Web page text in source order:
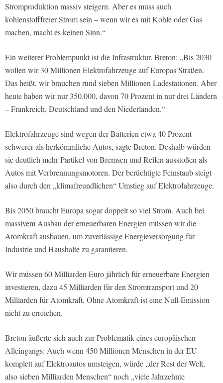
Stromproduktion massiv steigern. Aber es muss auch
kohlenstofffreier Strom sein – wenn wir es mit Kohle oder Gas
machen, macht es keinen Sinn.“
Ein weiterer Problempunkt ist die Infrastruktur. Breton: „Bis 2030
wollen wir 30 Millionen Elektrofahrzeuge auf Europas Straßen.
Das heißt, wir brauchen rund sieben Millionen Ladestationen. Aber
heute haben wir nur 350.000, davon 70 Prozent in nur drei Ländern
– Frankreich, Deutschland und den Niederlanden.“
Elektrofahrzeuge sind wegen der Batterien etwa 40 Prozent
schwerer als herkömmliche Autos, sagte Breton. Deshalb würden
sie deutlich mehr Partikel von Bremsen und Reifen ausstoßen als
Autos mit Verbrennungsmotoren. Der berüchtigte Feinstaub steigt
also durch den „klimafreundlichen“ Umstieg auf Elektrofahrzeuge.
Bis 2050 braucht Europa sogar doppelt so viel Strom. Auch bei
massivem Ausbau der erneuerbaren Energien müssen wir die
Atomkraft ausbauen, um zuverlässige Energieversorgung für
Industrie und Haushalte zu garantieren.
Wir müssen 60 Milliarden Euro jährlich für erneuerbare Energien
investieren, dazu 45 Milliarden für den Stromtransport und 20
Milliarden für Atomkraft. Ohne Atomkraft ist eine Null-Emission
nicht zu erreichen.
Breton äußerte sich auch zur Problematik eines europäischen
Alleingangs: Auch wenn 450 Millionen Menschen in der EU
komplett auf Elektroautos umsteigen, würde „der Rest der Welt,
also sieben Milliarden Menschen“ noch „viele Jahrzehnte